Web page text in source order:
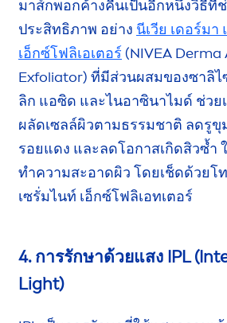
มาส์กพอกค้างคืนเป็นอีกหนึ่งวิธีที่
ประสิทธิภาพ อย่าง นีเวีย เดอร์มา
เอ็กซ์โฟลิเอเตอร์ (NIVEA Derma
Exfoliator) ที่มีส่วนผสมของซาลิ
ลิก แอซิด และไนอาซินาไมด์ ช่วย
ผลัดเซลล์ผิวตามธรรมชาติ ลดรู
รอยแดง และลดโอกาสเกิดสิวซ้ำ
ทำความสะอาดผิว โดยเช็ดด้วยโ
เซรั่มไนท์ เอ็กซ์โฟลิเอทเตอร์
4. การรักษาด้วยแสง IPL
Light)